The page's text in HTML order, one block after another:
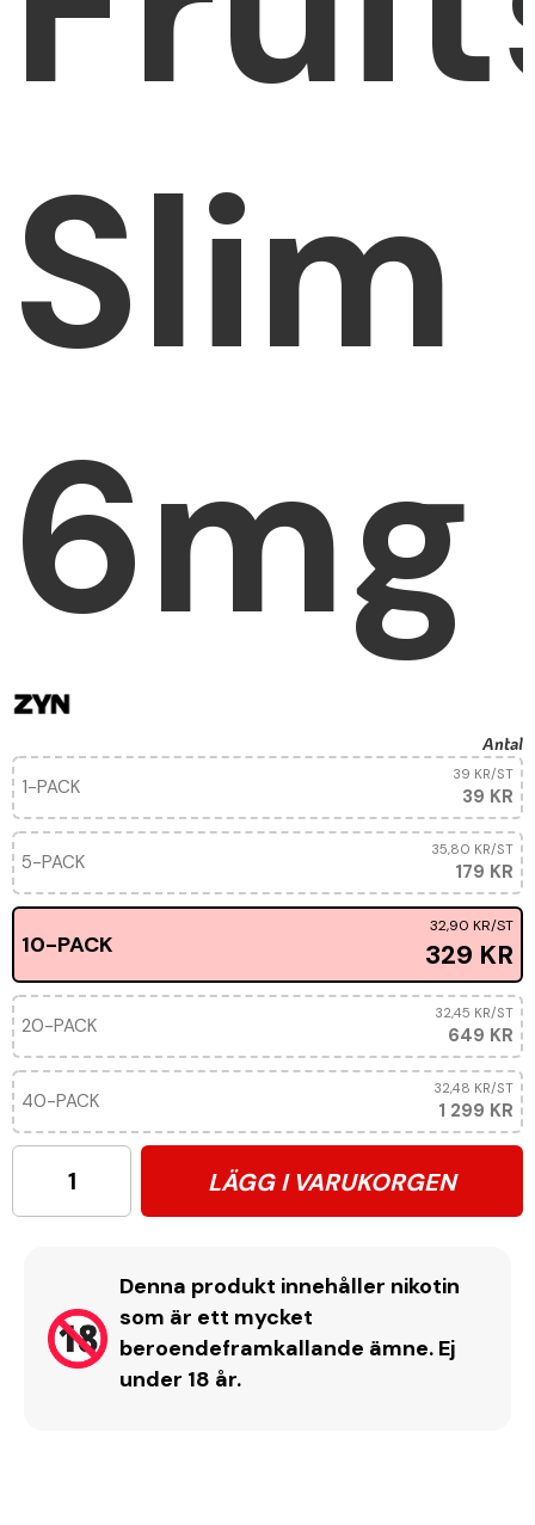
Slim
6mg
Antal
1-PACK 39 KR
39 KR/ST
5-PACK 179 KR
35,80 KR/ST
10-PACK 329 KR
32,90 KR/ST
20-PACK 649 KR
32,45 KR/ST
40-PACK 1 299 KR
32,48 KR/ST
LÄGG I VARUKORGEN
Denna produkt innehåller nikotin
som är ett mycket
beroendeframkallande ämne. Ej
under 18 år.